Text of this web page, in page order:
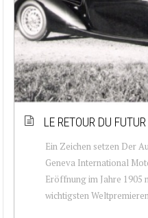
LE RETOUR DU FUTUR
Ein Zeichen setzen Der
Geneva International
Eröffnung im Jahre 1905
wichtigsten